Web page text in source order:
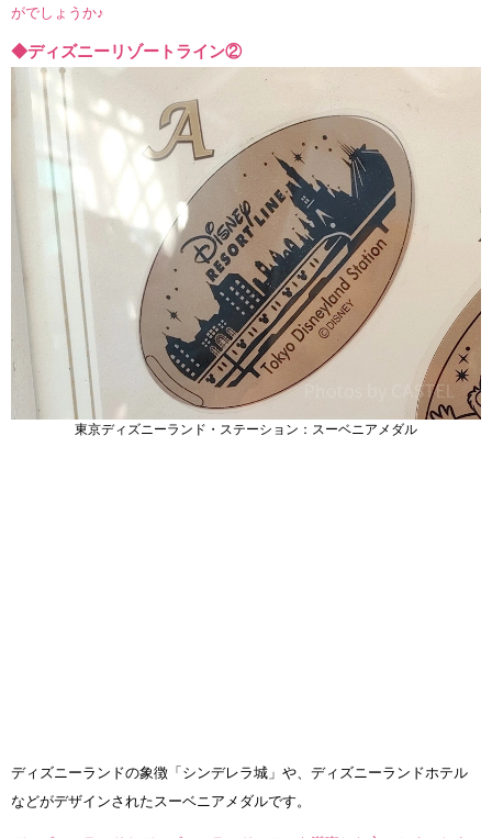
がでしょうか♪
◆ディズニーリゾートライン②
東京ディズニーランド・ステーション：スーベニアメダル
ディズニーランドの象徴「シンデレラ城」や、ディズニーランドホテル
などがデザインされたスーベニアメダルです。